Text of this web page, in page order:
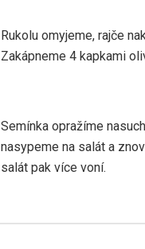
Rukolu omyjeme, rajče
Zakápneme 4 kapkami
Semínka opražíme
nasypeme na salát a
salát pak více voní.